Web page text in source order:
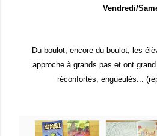
Vendredi/
Du boulot, encore du boulot, les
approche à grands pas et ont
réconfortés, engueulés...